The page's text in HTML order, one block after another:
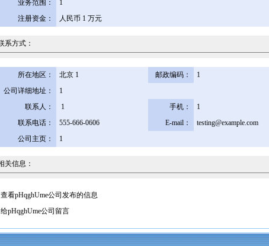
业务范围：
1
注册资金：
人民币 1 万元
系方式：
所在地区： 北京 1 邮政编码：
1
公司详细地址：
1
联系人：
1 手机：
1
联系电话：
555-666-0606 E-mail：
testing@example.com
公司主页：
1
关信息：
查看pHqghUme公司发布的信息
给pHqghUme公司留言